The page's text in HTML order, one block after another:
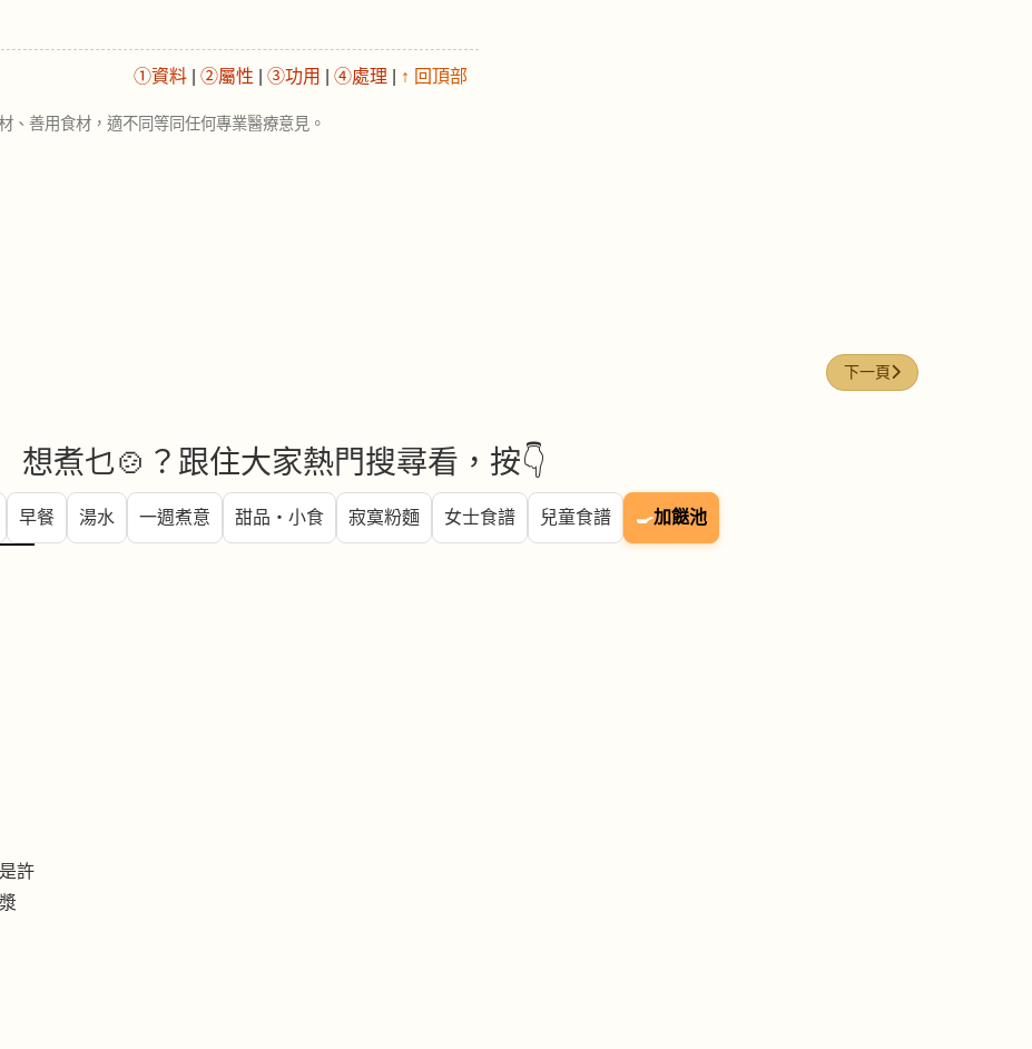
①資料 ②屬性 ③功用 ④處理 ↑ 回頂部
善用食材，適不同等同任何專業醫療意見。
下一篇文章: 雞髀 (Chicken
下一頁
想煮乜🍲？跟住大家熱門搜尋看，按👇
早餐 湯水 一週煮意 甜品・小食 寂寞粉麵 女士食譜 兒童食譜 🍳加餸池
許